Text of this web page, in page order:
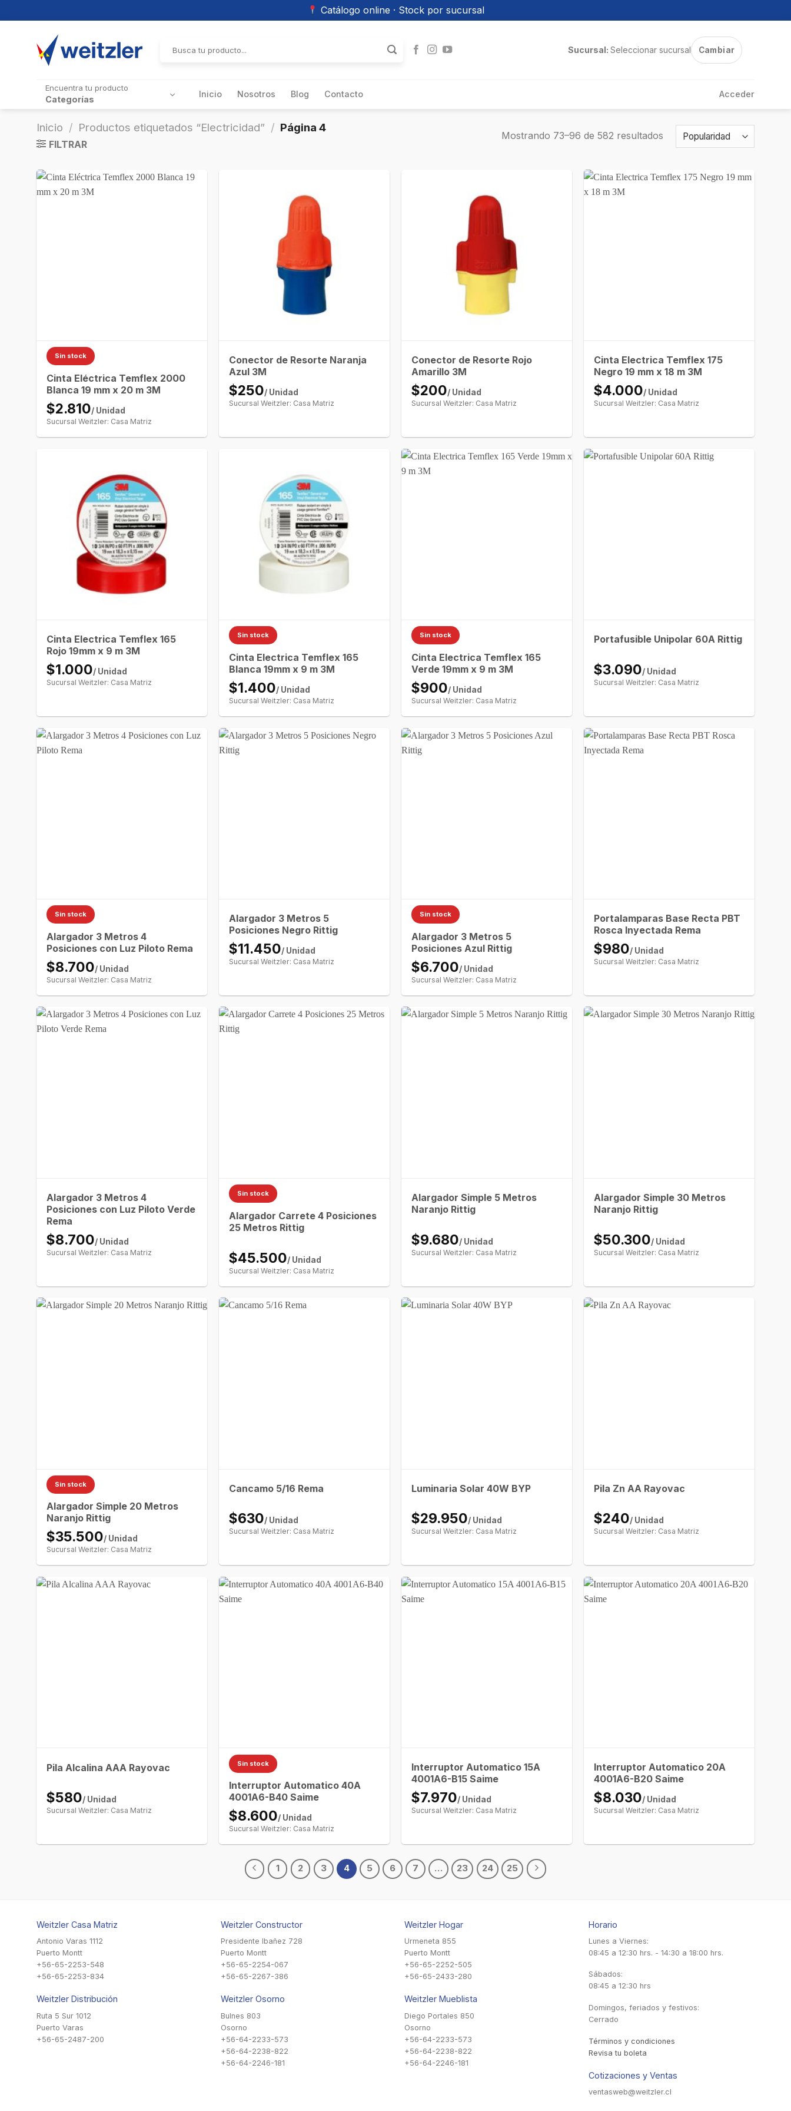
Catálogo online · Stock por sucursal
por:
Sucursal: Seleccionar sucursal Cambiar
Encuentra tu producto
Categorías Inicio Nosotros Blog Contacto Acceder
Inicio / Productos etiquetados “Electricidad” / Página 4
FILTRAR
Mostrando 73–96 de 582 resultados
Sin stock
Cinta Eléctrica Temflex 2000
Blanca 19 mm x 20 m 3M
$2.810/ Unidad
Sucursal Weitzler: Casa Matriz
Conector de Resorte Naranja
Azul 3M
$250/ Unidad
Sucursal Weitzler: Casa Matriz
Conector de Resorte Rojo
Amarillo 3M
$200/ Unidad
Sucursal Weitzler: Casa Matriz
Cinta Electrica Temflex 175
Negro 19 mm x 18 m 3M
$4.000/ Unidad
Sucursal Weitzler: Casa Matriz
Cinta Electrica Temflex 165
Rojo 19mm x 9 m 3M
$1.000/ Unidad
Sucursal Weitzler: Casa Matriz
Sin stock
Cinta Electrica Temflex 165
Blanca 19mm x 9 m 3M
$1.400/ Unidad
Sucursal Weitzler: Casa Matriz
Sin stock
Cinta Electrica Temflex 165
Verde 19mm x 9 m 3M
$900/ Unidad
Sucursal Weitzler: Casa Matriz
Portafusible Unipolar 60A Rittig
$3.090/ Unidad
Sucursal Weitzler: Casa Matriz
Sin stock
Alargador 3 Metros 4
Posiciones con Luz Piloto Rema
$8.700/ Unidad
Sucursal Weitzler: Casa Matriz
Alargador 3 Metros 5
Posiciones Negro Rittig
$11.450/ Unidad
Sucursal Weitzler: Casa Matriz
Sin stock
Alargador 3 Metros 5
Posiciones Azul Rittig
$6.700/ Unidad
Sucursal Weitzler: Casa Matriz
Portalamparas Base Recta PBT
Rosca Inyectada Rema
$980/ Unidad
Sucursal Weitzler: Casa Matriz
Alargador 3 Metros 4
Posiciones con Luz Piloto Verde
Rema
$8.700/ Unidad
Sucursal Weitzler: Casa Matriz
Sin stock
Alargador Carrete 4 Posiciones
25 Metros Rittig
$45.500/ Unidad
Sucursal Weitzler: Casa Matriz
Alargador Simple 5 Metros
Naranjo Rittig
$9.680/ Unidad
Sucursal Weitzler: Casa Matriz
Alargador Simple 30 Metros
Naranjo Rittig
$50.300/ Unidad
Sucursal Weitzler: Casa Matriz
Sin stock
Alargador Simple 20 Metros
Naranjo Rittig
$35.500/ Unidad
Sucursal Weitzler: Casa Matriz
Cancamo 5/16 Rema
$630/ Unidad
Sucursal Weitzler: Casa Matriz
Luminaria Solar 40W BYP
$29.950/ Unidad
Sucursal Weitzler: Casa Matriz
Pila Zn AA Rayovac
$240/ Unidad
Sucursal Weitzler: Casa Matriz
Pila Alcalina AAA Rayovac
$580/ Unidad
Sucursal Weitzler: Casa Matriz
Sin stock
Interruptor Automatico 40A
4001A6-B40 Saime
$8.600/ Unidad
Sucursal Weitzler: Casa Matriz
Interruptor Automatico 15A
4001A6-B15 Saime
$7.970/ Unidad
Sucursal Weitzler: Casa Matriz
Interruptor Automatico 20A
4001A6-B20 Saime
$8.030/ Unidad
Sucursal Weitzler: Casa Matriz
1 2 3 4 5 6 7 … 23 24 25
Weitzler Casa Matriz
Antonio Varas 1112
Puerto Montt
+56-65-2253-548
+56-65-2253-834
Weitzler Distribución
Ruta 5 Sur 1012
Puerto Varas
+56-65-2487-200
Weitzler Constructor
Presidente Ibañez 728
Puerto Montt
+56-65-2254-067
+56-65-2267-386
Weitzler Osorno
Bulnes 803
Osorno
+56-64-2233-573
+56-64-2238-822
+56-64-2246-181
Weitzler Hogar
Urmeneta 855
Puerto Montt
+56-65-2252-505
+56-65-2433-280
Weitzler Mueblista
Diego Portales 850
Osorno
+56-64-2233-573
+56-64-2238-822
+56-64-2246-181
Horario
Lunes a Viernes:
08:45 a 12:30 hrs. - 14:30 a 18:00 hrs.
Sábados:
08:45 a 12:30 hrs
Domingos, feriados y festivos:
Cerrado
Términos y condiciones
Revisa tu boleta
Cotizaciones y Ventas
ventasweb@weitzler.cl